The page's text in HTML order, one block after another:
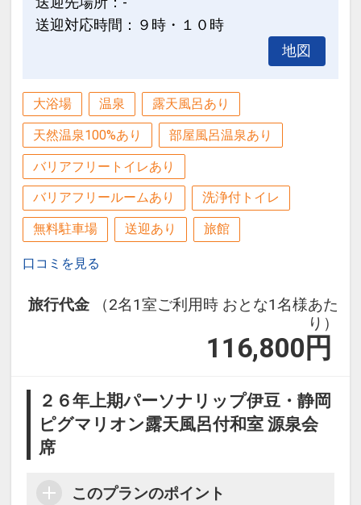
送迎対応時間：９時・１０時
地図
大浴場 温泉 露天風呂あり
天然温泉100%あり 部屋風呂温泉あり
バリアフリートイレあり
バリアフリールームあり 洗浄付トイレ
無料駐車場 送迎あり 旅館
口コミを見る
旅行代金
（2名1室ご利用時 おとな1名様あた
り）
116,800 円
２６年上期パーソナリップ伊豆・静岡
ピグマリオン露天風呂付和室 源泉会
席
このプランのポイント